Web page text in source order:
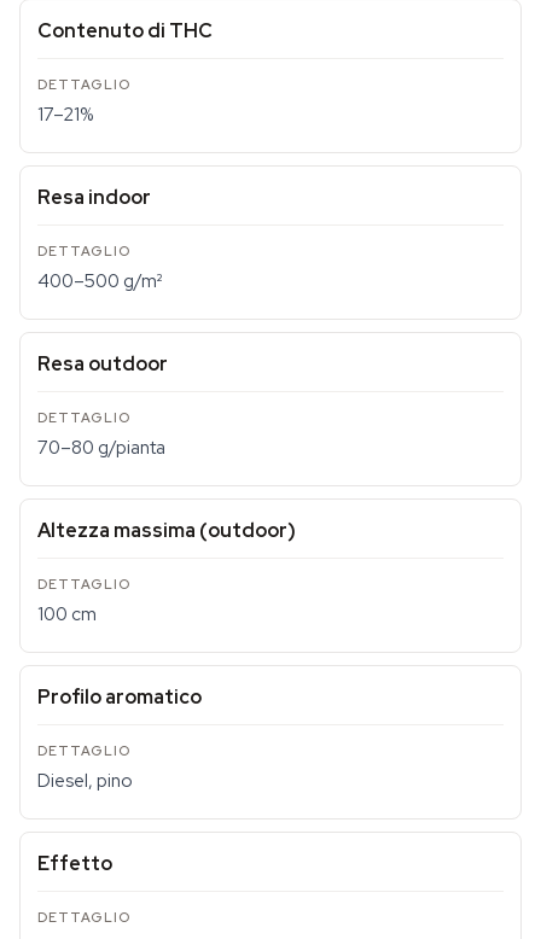
Contenuto di THC
17–21%
Resa indoor
400–500 g/m²
Resa outdoor
70–80 g/pianta
Altezza massima (outdoor)
100 cm
Profilo aromatico
Diesel, pino
Effetto